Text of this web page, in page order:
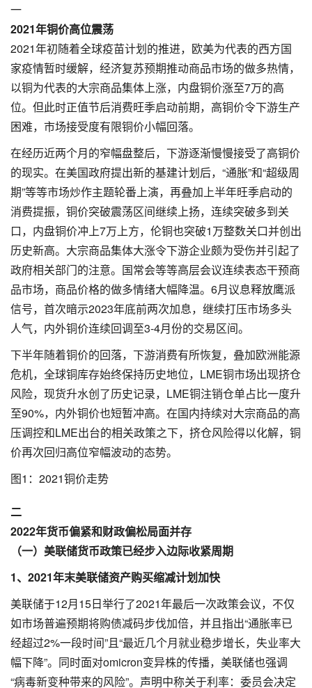
一
2021年铜价高位震荡
2021年初随着全球疫苗计划的推进，欧美为代表的西方国
家疫情暂时缓解，经济复苏预期推动商品市场的做多热情，
以铜为代表的大宗商品集体上涨，内盘铜价涨至7万的高
位。但此时正值节后消费旺季启动前期，高铜价令下游生产
困难，市场接受度有限铜价小幅回落。
在经历近两个月的窄幅盘整后，下游逐渐慢慢接受了高铜价
的现实。在美国政府提出新的基建计划后，“通胀”和“超级周
期”等等市场炒作主题轮番上演，再叠加上半年旺季启动的
消费提振，铜价突破震荡区间继续上扬，连续突破多到关
口，内盘铜价冲上7万上方，伦铜也突破1万整数关口并创出
历史新高。大宗商品集体大涨令下游企业颇为受伤并引起了
政府相关部门的注意。国常会等等高层会议连续表态干预商
品市场，商品价格的做多情绪大幅降温。6月议息释放鹰派
信号，首次暗示2023年底前两次加息，继续打压市场多头
人气，内外铜价连续回调至3-4月份的交易区间。
下半年随着铜价的回落，下游消费有所恢复，叠加欧洲能源
危机，全球铜库存始终保持历史地位，LME铜市场出现挤仓
风险，现货升水创了历史记录，LME铜注销仓单占比一度升
至90%，内外铜价也短暂冲高。在国内持续对大宗商品的高
压调控和LME出台的相关政策之下，挤仓风险得以化解，铜
价再次回归高位窄幅波动的态势。
图1：2021铜价走势
二
2022年货币偏紧和财政偏松局面并存
（一）美联储货币政策已经步入边际收紧周期
1、2021年末美联储资产购买缩减计划加快
美联储于12月15日举行了2021年最后一次政策会议，不仅
如市场普遍预期将购债减码步伐加倍，并且指出“通胀率已
经超过2%一段时间”且“最近几个月就业稳步增长，失业率大
幅下降”。同时面对omicron变异株的传播，美联储也强调
“病毒新变种带来的风险”。声明中称关于利率：委员会决定